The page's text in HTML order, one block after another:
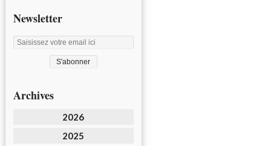
Newsletter
Archives
2026
2025